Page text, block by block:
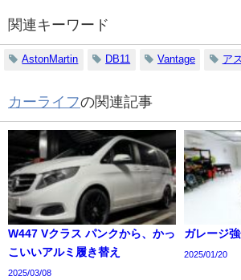
関連キーワード
AstonMartin DB11 Vantage ア
カーライフの関連記事
W447 Vクラス パンクから、かっ
こいいアルミ履き替え
2025/03/08
ガレージ
2025/01/20